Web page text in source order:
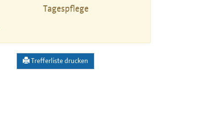
Tagespflege
Trefferliste drucken